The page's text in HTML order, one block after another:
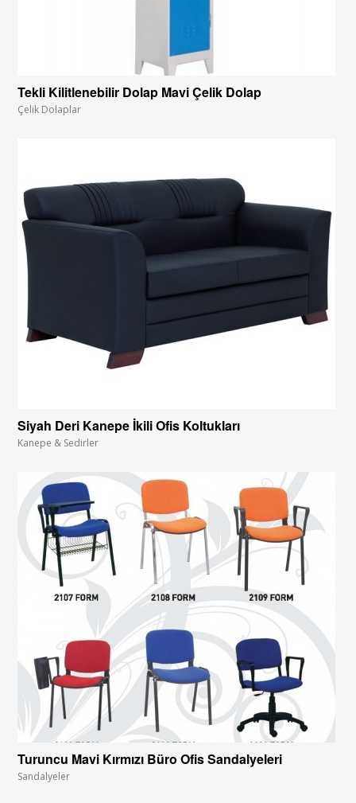
Tekli Kilitlenebilir Dolap Mavi Çelik Dolap
Çelik Dolaplar
Siyah Deri Kanepe İkili Ofis Koltukları
Kanepe & Sedirler
Turuncu Mavi Kırmızı Büro Ofis Sandalyeleri
Sandalyeler